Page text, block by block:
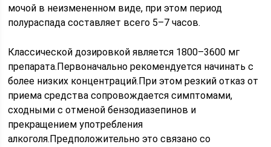
мочой в неизмененном виде, при этом период
полураспада составляет всего 5–7 часов.
Классической дозировкой является 1800–3600 мг
препарата.Первоначально рекомендуется начинать с
более низких концентраций.При этом резкий отказ от
приема средства сопровождается симптомами,
сходными с отменой бензодиазепинов и
прекращением употребления
алкоголя.Предположительно это связано со